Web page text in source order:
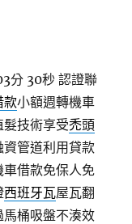
分 30秒 認證聯
款小額週轉機車
髮技術享受禿頭
管道利用貸款
車借款免保人免
西班牙瓦屋瓦翻
桶吸盤不湊效